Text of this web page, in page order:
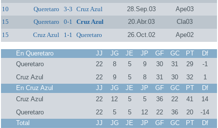
10
Queretaro 3-3 Cruz Azul 28.Sep.03
Ape03
15
Queretaro 0-1 Cruz Azul 20.Abr.03
Cla03
15
Cruz Azul 1-1 Queretaro 26.Oct.02 Ape02
En Queretaro JJ JG JE JP GF GC PT
Df
Queretaro
22 8 5 9 30 31 29
-1
Cruz Azul
22 9 5 8 31 30 32
1
En Cruz Azul
JJ JG JE JP GF GC PT
Df
Cruz Azul
22 12 5 5 36 22 41
14
Queretaro
22 5 5 12 22 36 20
-14
Total
JJ JG JE JP GF GC PT
Df